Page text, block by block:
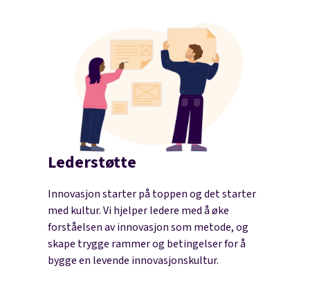
Lederstøtte
Innovasjon starter på toppen og det starter
med kultur. Vi hjelper ledere med å øke
forståelsen av innovasjon som metode, og
skape trygge rammer og betingelser for å
bygge en levende innovasjonskultur.